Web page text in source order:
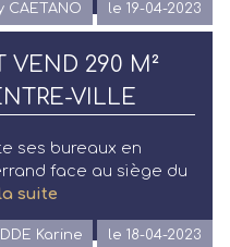
CAETANO le 19-04-2023
VEND 290 M²
VILLE
ses bureaux en
face au siège du
suite
Karine le 18-04-2023